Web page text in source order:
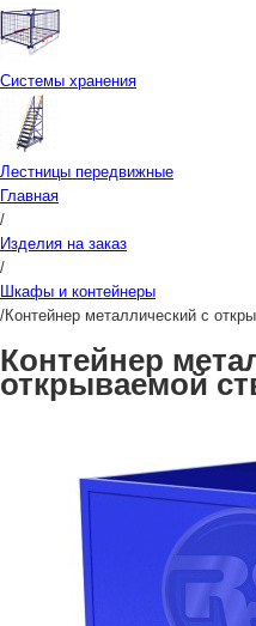
Системы хранения
Лестницы передвижные
Главная
/
Изделия на заказ
/
Шкафы и контейнеры
/Контейнер металлический с
Контейнер
открываемой